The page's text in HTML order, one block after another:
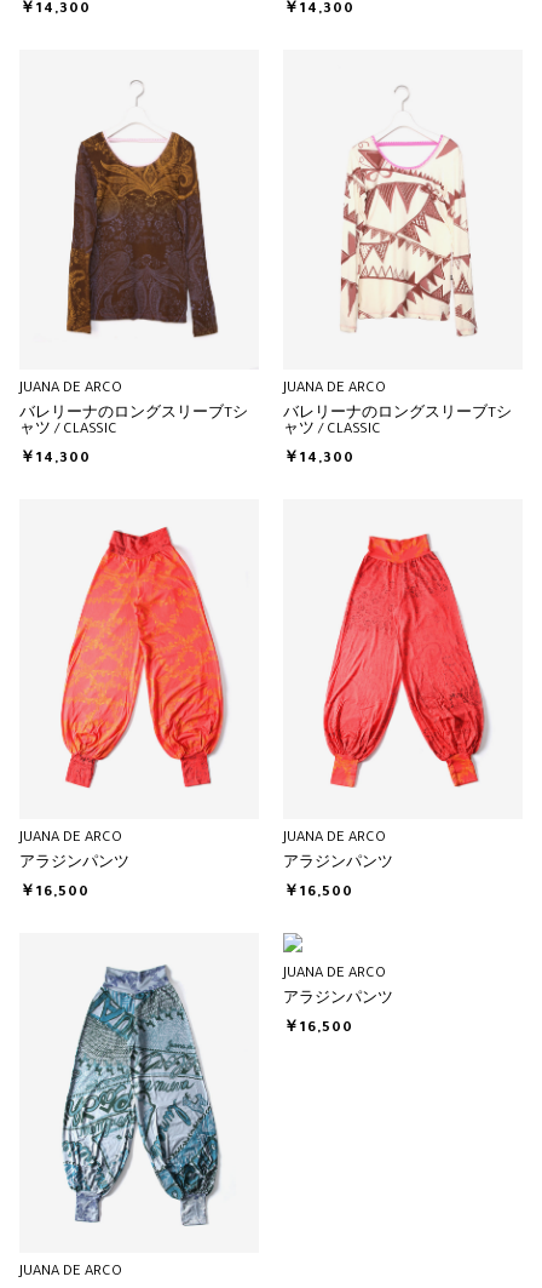
￥14,300
￥14,300
JUANA DE ARCO
バレリーナのロングスリーブTシ
ャツ / CLASSIC
￥14,300
JUANA DE ARCO
バレリーナのロングスリーブTシ
ャツ / CLASSIC
￥14,300
JUANA DE ARCO
アラジンパンツ
￥16,500
JUANA DE ARCO
アラジンパンツ
￥16,500
JUANA DE ARCO
JUANA DE ARCO
アラジンパンツ
￥16,500